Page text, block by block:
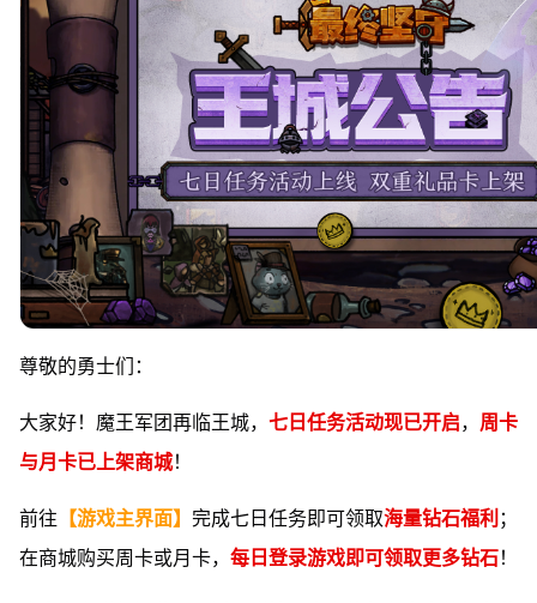
尊敬的勇士们：
大家好！魔王军团再临王城， 七日任务活动现已开启， 周卡
与月卡已上架商城！
前往 【游戏主界面】 完成七日任务即可领取海量钻石福利 ；
在商城购买周卡或月卡， 每日登录游戏即可领取更多钻石 ！